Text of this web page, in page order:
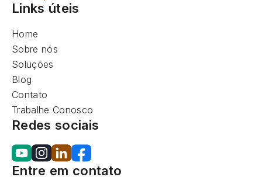
Links úteis
Home
Sobre nós
Soluções
Blog
Contato
Trabalhe Conosco
Redes sociais
Entre em contato